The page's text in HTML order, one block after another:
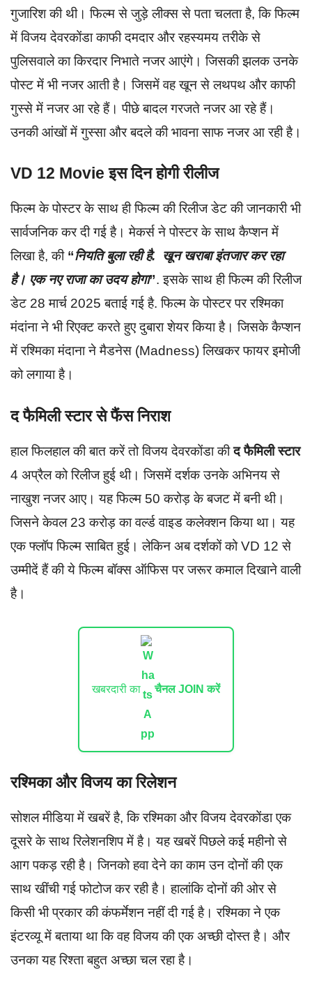
गुजारिश की थी। फिल्म से जुड़े लीक्स से पता चलता है, कि फिल्म
में विजय देवरकोंडा काफी दमदार और रहस्यमय तरीके से
पुलिसवाले का किरदार निभाते नजर आएंगे। जिसकी झलक उनके
पोस्ट में भी नजर आती है। जिसमें वह खून से लथपथ और काफी
गुस्से में नजर आ रहे हैं। पीछे बादल गरजते नजर आ रहे हैं।
उनकी आंखों में गुस्सा और बदले की भावना साफ नजर आ रही है।
VD 12 Movie इस दिन होगी रीलीज
फिल्म के पोस्टर के साथ ही फिल्म की रिलीज डेट की जानकारी भी
सार्वजनिक कर दी गई है। मेकर्स ने पोस्टर के साथ कैप्शन में
लिखा है, की“नियति बुला रही है. खून खराबा इंतजार कर रहा
है। एक नए राजा का उदय होगा”. इसके साथ ही फिल्म की रिलीज
डेट 28 मार्च 2025 बताई गई है. फिल्म के पोस्टर पर रश्मिका
मंदांना ने भी रिएक्ट करते हुए दुबारा शेयर किया है। जिसके कैप्शन
में रश्मिका मंदाना ने मैडनेस (Madness) लिखकर फायर इमोजी
को लगाया है।
द फैमिली स्टार से फैंस निराश
हाल फिलहाल की बात करें तो विजय देवरकोंडा कीद फैमिली स्टार
4 अप्रैल को रिलीज हुई थी। जिसमें दर्शक उनके अभिनय से
नाखुश नजर आए। यह फिल्म 50 करोड़ के बजट में बनी थी।
जिसने केवल 23 करोड़ का वर्ल्ड वाइड कलेक्शन किया था। यह
एक फ्लॉप फिल्म साबित हुई। लेकिन अब दर्शकों को VD 12 से
उम्मीदें हैं की ये फिल्म बॉक्स ऑफिस पर जरूर कमाल दिखाने वाली
है।
खबरदारी का चैनल JOIN करें
रश्मिका और विजय का रिलेशन
सोशल मीडिया में खबरें है, कि रश्मिका और विजय देवरकोंडा एक
दूसरे के साथ रिलेशनशिप में है। यह खबरें पिछले कई महीनो से
आग पकड़ रही है। जिनको हवा देने का काम उन दोनों की एक
साथ खींची गई फोटोज कर रही है। हालांकि दोनों की ओर से
किसी भी प्रकार की कंफर्मेशन नहीं दी गई है। रश्मिका ने एक
इंटरव्यू में बताया था कि वह विजय की एक अच्छी दोस्त है। और
उनका यह रिश्ता बहुत अच्छा चल रहा है।